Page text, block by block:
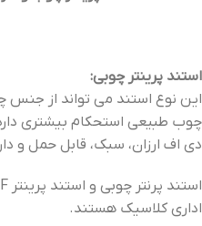
استند پرینتر چوبی:
این نوع استند می تواند از
چوب طبیعی استحکام بیشتری
دی اف ارزان، سبک، قابل حمل و
اداری کلاسیک هستند.